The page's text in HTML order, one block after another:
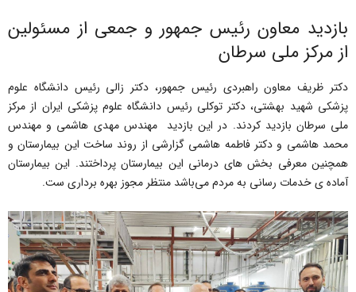
بازدید معاون رئیس جمهور و جمعی از مسئولین
از مرکز ملی سرطان
دکتر ظریف معاون راهبردی رئیس جمهور، دکتر زالی رئیس دانشگاه علوم
پزشکی شهید بهشتی، دکتر توکلی رئیس دانشگاه علوم پزشکی ایران از مرکز
ملی سرطان بازدید کردند. در این بازدید مهندس مهدی هاشمی و مهندس
محمد هاشمی و دکتر فاطمه هاشمی گزارشی از روند ساخت این بیمارستان و
همچنین معرفی بخش های درمانی این بیمارستان پرداختند. این بیمارستان
آماده ی خدمات رسانی به مردم می‌باشد منتظر مجوز بهره برداری ست.